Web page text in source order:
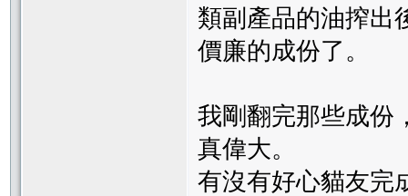
類副產品的油搾出
價廉的成份了。
我剛翻完那些成份
真偉大。
有沒有好心貓友完